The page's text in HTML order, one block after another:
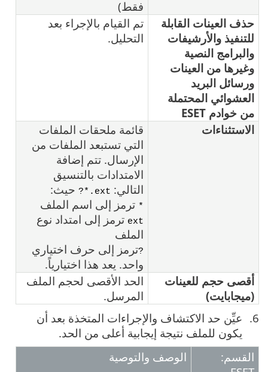
فقط)
حذف العينات القابلة
للتنفيذ والأرشيفات
والبرامج النصية
وغيرها من العينات
ورسائل البريد
العشوائي المحتملة
من خوادم ESET
تم القيام بالإجراء بعد
التحليل.
الاستثناءات
قائمة ملحقات الملفات
التي تستبعد الملفات من
الإرسال. تتم إضافة
الامتدادات بالتنسيق
التالي: ‎ *.ext? حيث:
* ترمز إلى اسم الملف
ext ترمز إلى امتداد نوع
الملف
?ترمز إلى حرف اختياري
واحد. يعد هذا اختيارياً.‎
أقصى حجم للعينات
(ميجابايت)
الحد الأقصى لحجم الملف
المرسل.
عيِّن حد الاكتشاف والإجراءات المتخذة بعد أن
يكون للملف نتيجة إيجابية أعلى من الحد.
القسم:
الوصف والتوصية